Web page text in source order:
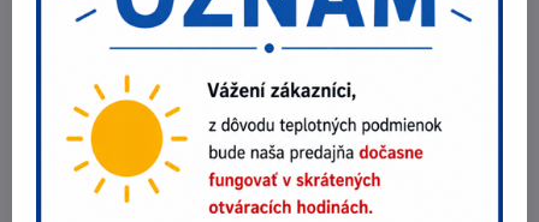
Najpredávanejšie produkty v tejto
kategórii
Krátke rifľové nohavice CXS MURET
29 €
23,58 €bez DPH